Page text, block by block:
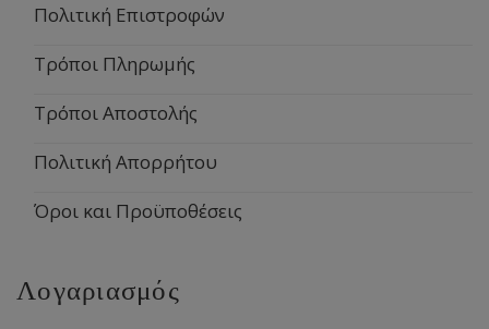
Πολιτική Επιστροφών
Τρόποι Πληρωμής
Τρόποι Αποστολής
Πολιτική Απορρήτου
Όροι και Προϋποθέσεις
Λογαριασμός